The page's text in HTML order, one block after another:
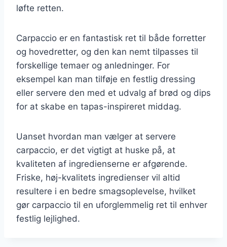
løfte retten.
Carpaccio er en fantastisk ret til både forretter
og hovedretter, og den kan nemt tilpasses til
forskellige temaer og anledninger. For
eksempel kan man tilføje en festlig dressing
eller servere den med et udvalg af brød og dips
for at skabe en tapas-inspireret middag.
Uanset hvordan man vælger at servere
carpaccio, er det vigtigt at huske på, at
kvaliteten af ingredienserne er afgørende.
Friske, høj-kvalitets ingredienser vil altid
resultere i en bedre smagsoplevelse, hvilket
gør carpaccio til en uforglemmelig ret til enhver
festlig lejlighed.